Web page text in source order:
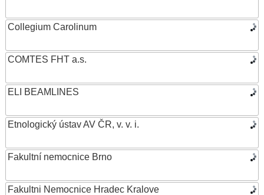
Collegium Carolinum
COMTES FHT a.s.
ELI BEAMLINES
Etnologický ústav AV ČR, v. v. i.
Fakultní nemocnice Brno
Fakultni Nemocnice Hradec Kralove